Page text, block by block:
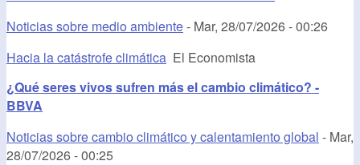
Noticias sobre medio ambiente- Mar, 28/07/2026 - 00:26
Hacia la catástrofe climática El Economista
¿Qué seres vivos sufren más el cambio climático? -
BBVA
Noticias sobre cambio climático y calentamiento global - Mar,
28/07/2026 - 00:25